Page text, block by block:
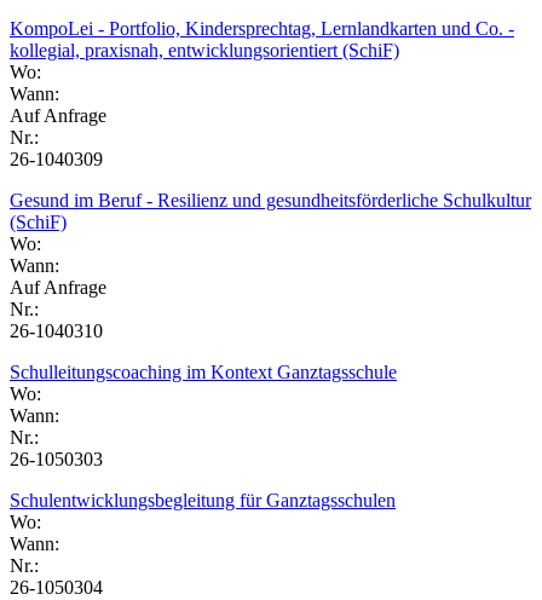
KompoLei - Portfolio, Kindersprechtag, Lernlandkarten und Co. -
kollegial, praxisnah, entwicklungsorientiert (SchiF)
Wo:
Wann:
Auf Anfrage
Nr.:
26-1040309
Gesund im Beruf - Resilienz und gesundheitsförderliche Schulkultur
(SchiF)
Wo:
Wann:
Auf Anfrage
Nr.:
26-1040310
Schulleitungscoaching im Kontext Ganztagsschule
Wo:
Wann:
Nr.:
26-1050303
Schulentwicklungsbegleitung für Ganztagsschulen
Wo:
Wann:
Nr.:
26-1050304